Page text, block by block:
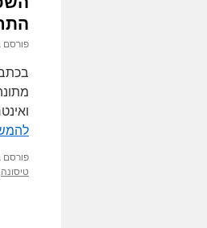
פורסם
פורסם
טיסונה,